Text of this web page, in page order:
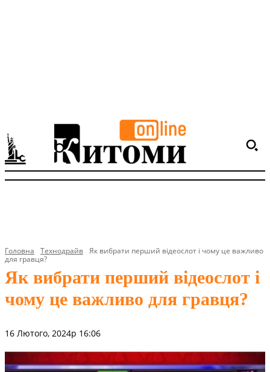
Головна Технодрайв Як вибрати перший відеослот і чому це важливо
для гравця?
Як вибрати перший відеослот і
чому це важливо для гравця?
16 Лютого, 2024р 16:06